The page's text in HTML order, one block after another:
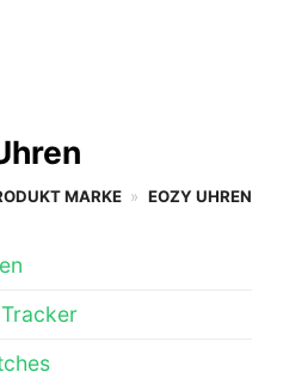
MARKE » EOZY UHREN